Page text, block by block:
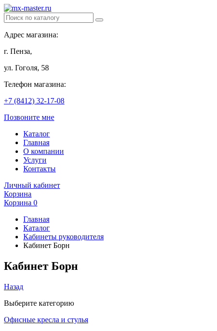
Адрес магазина:
г. Пенза,
ул. Гоголя, 58
Телефон магазина:
+7 (8412) 32-17-08
Позвоните мне
Каталог
Главная
О компании
Услуги
Контакты
Личный кабинет
Корзина
Корзина 0
Главная
Каталог
Кабинеты руководителя
Кабинет Борн
Кабинет Борн
Назад
Выберите категорию
Офисные кресла и стулья